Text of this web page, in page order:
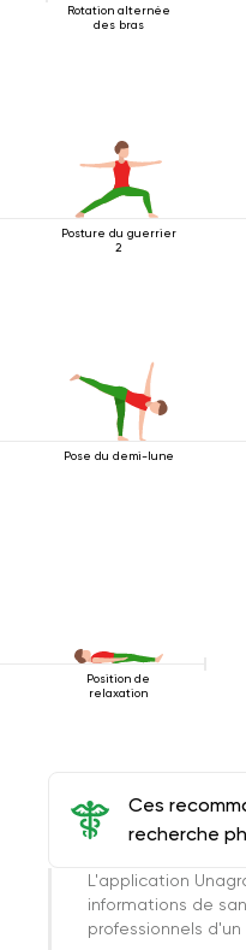
Rotation alternée
des bras
Posture du guerrier
2
Pose du demi-lune
Position de
relaxation
Ces
recherche
L'application
informations de
professionnels